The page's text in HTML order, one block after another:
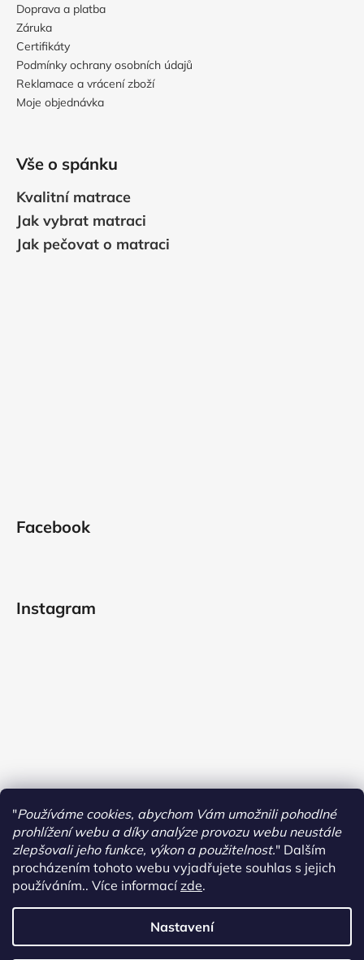
"Používáme cookies, abychom Vám umožnili pohodlné
prohlížení webu a díky analýze provozu webu neustále
zlepšovali jeho funkce, výkon a použitelnost." Dalším
procházením tohoto webu vyjadřujete souhlas s jejich
používáním.. Více informacízde.
Nastavení
Doprava a platba
Záruka
Certifikáty
Podmínky ochrany osobních údajů
Reklamace a vrácení zboží
Moje objednávka
Vše o spánku
Kvalitní matrace
Jak vybrat matraci
Jak pečovat o matraci
Facebook
Instagram